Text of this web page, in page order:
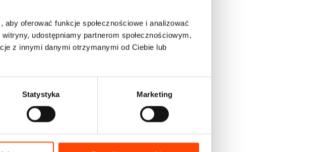
oferować funkcje społecznościowe i analizować
udostępniamy partnerom społecznościowym,
z innymi danymi otrzymanymi od Ciebie lub
Statystyka Marketing